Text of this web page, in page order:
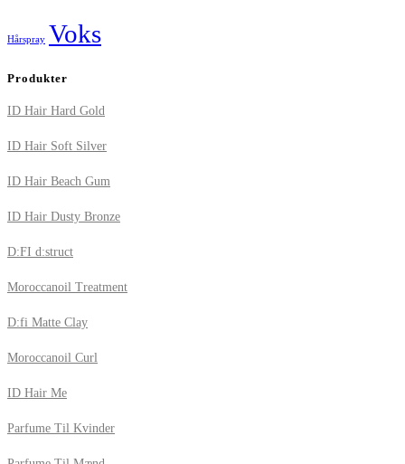
Hårspray Voks
Produkter
ID Hair Hard Gold
ID Hair Soft Silver
ID Hair Beach Gum
ID Hair Dusty Bronze
D:FI d:struct
Moroccanoil Treatment
D:fi Matte Clay
Moroccanoil Curl
ID Hair Me
Parfume Til Kvinder